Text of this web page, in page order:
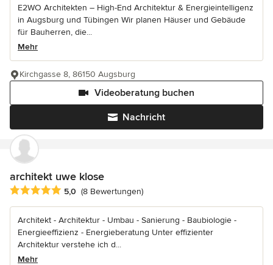
E2WO Architekten – High-End Architektur & Energieintelligenz
in Augsburg und Tübingen Wir planen Häuser und Gebäude
für Bauherren, die...
Mehr
Nachricht
Videoberatung buchen
Kirchgasse 8, 86150 Augsburg
architekt uwe klose
Durchschnittliche Bewertung: 5 von 5 Sternen
5,0 (8 Bewertungen)
Architekt - Architektur - Umbau - Sanierung - Baubiologie -
Energieeffizienz - Energieberatung Unter effizienter
Architektur verstehe ich d...
Mehr